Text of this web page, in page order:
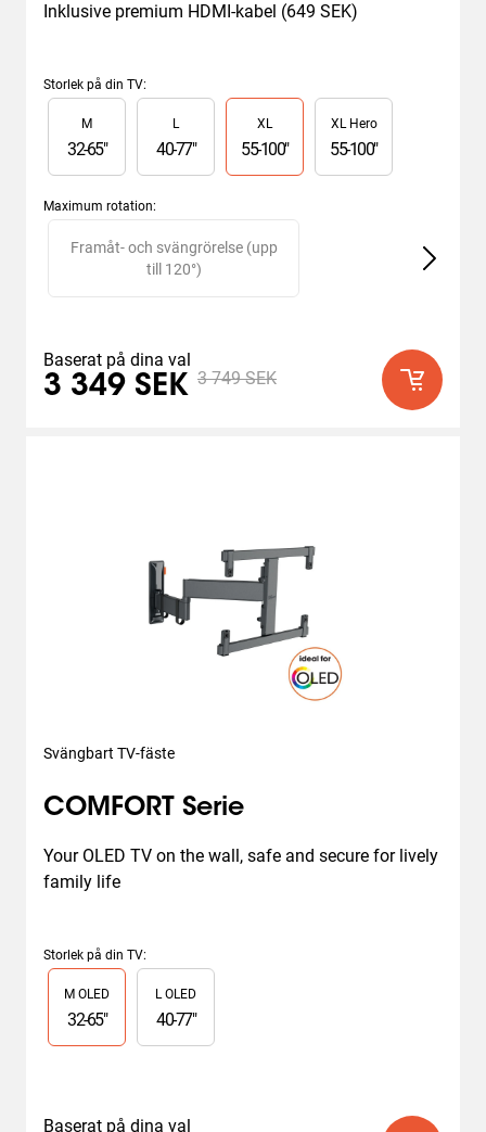
Inklusive premium HDMI-kabel (649 SEK)
Storlek på din TV:
Slide 1 of 4
M
32-65"
L
40-77"
XL
55-100"
XL Hero
55-100"
Maximum rotation:
Slide 1 of 2
Framåt- och svängrörelse (upp
till 120°)
Baserat på dina val
3 349 SEK 3 749 SEK
Svängbart TV-fäste
COMFORT Serie
Your OLED TV on the wall, safe and secure for lively
family life
Storlek på din TV:
Slide 1 of 2
M OLED
32-65"
L OLED
40-77"
Baserat på dina val